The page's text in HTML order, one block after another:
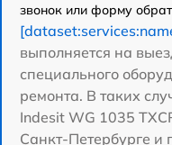
звонок или форму
выполняется на
специального
ремонта. В таких
Indesit WG 1035
Санкт-Петербурге и